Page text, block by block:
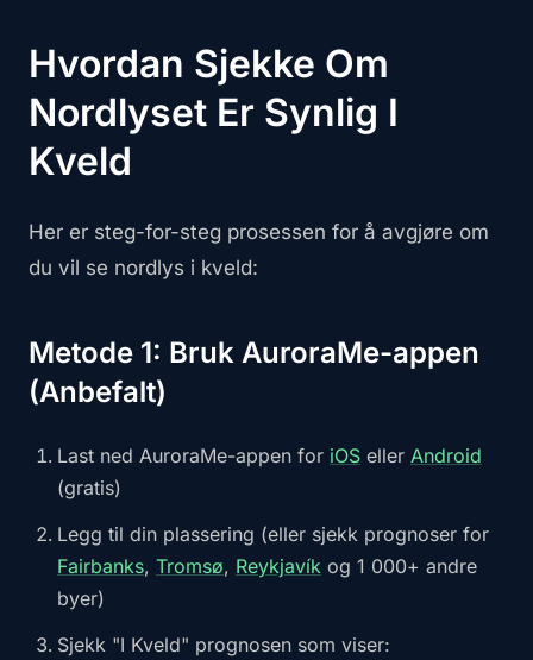
Hvordan Sjekke Om
Nordlyset Er Synlig I
Kveld
Her er steg-for-steg prosessen for å avgjøre om
du vil se nordlys i kveld:
Metode 1: Bruk AuroraMe-appen
(Anbefalt)
Last ned AuroraMe-appen for iOS eller Android
(gratis)
Legg til din plassering (eller sjekk prognoser for
Fairbanks, Tromsø, Reykjavík og 1 000+ andre
byer)
Sjekk "I Kveld" prognosen som viser: